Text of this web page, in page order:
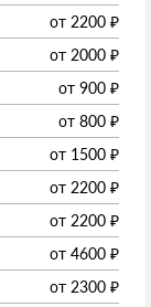
от 2200 ₽
от 2000 ₽
от 900 ₽
от 800 ₽
от 1500 ₽
от 2200 ₽
от 2200 ₽
от 4600 ₽
от 2300 ₽